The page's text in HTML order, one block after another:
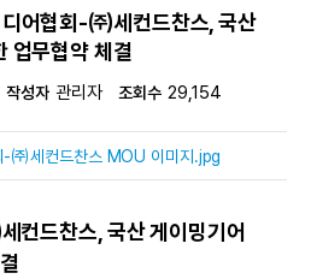
어협회-㈜세컨드찬스, 국산
업무협약 체결
작성자 관리자 조회수 29,154
-㈜세컨드찬스 MOU 이미지.jpg
컨드찬스, 국산 게이밍기어